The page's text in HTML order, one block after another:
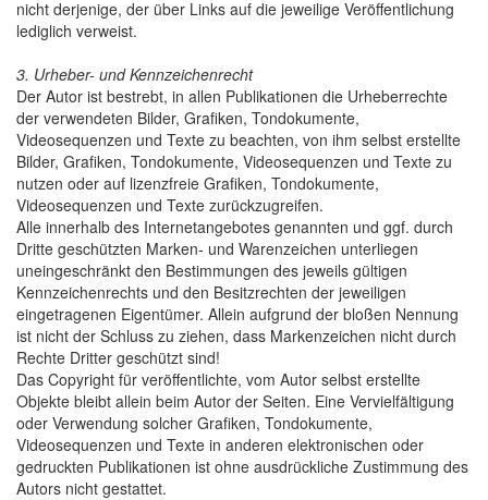
nicht derjenige, der über Links auf die jeweilige Veröffentlichung
lediglich verweist.
3. Urheber- und Kennzeichenrecht
Der Autor ist bestrebt, in allen Publikationen die Urheberrechte
der verwendeten Bilder, Grafiken, Tondokumente,
Videosequenzen und Texte zu beachten, von ihm selbst erstellte
Bilder, Grafiken, Tondokumente, Videosequenzen und Texte zu
nutzen oder auf lizenzfreie Grafiken, Tondokumente,
Videosequenzen und Texte zurückzugreifen.
Alle innerhalb des Internetangebotes genannten und ggf. durch
Dritte geschützten Marken- und Warenzeichen unterliegen
uneingeschränkt den Bestimmungen des jeweils gültigen
Kennzeichenrechts und den Besitzrechten der jeweiligen
eingetragenen Eigentümer. Allein aufgrund der bloßen Nennung
ist nicht der Schluss zu ziehen, dass Markenzeichen nicht durch
Rechte Dritter geschützt sind!
Das Copyright für veröffentlichte, vom Autor selbst erstellte
Objekte bleibt allein beim Autor der Seiten. Eine Vervielfältigung
oder Verwendung solcher Grafiken, Tondokumente,
Videosequenzen und Texte in anderen elektronischen oder
gedruckten Publikationen ist ohne ausdrückliche Zustimmung des
Autors nicht gestattet.